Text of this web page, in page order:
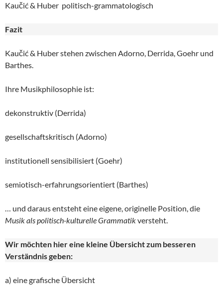
Kaučić & Huber politisch-grammatologisch
Fazit
Kaučić & Huber stehen zwischen Adorno, Derrida, Goehr und
Barthes.
Ihre Musikphilosophie ist:
dekonstruktiv (Derrida)
gesellschaftskritisch (Adorno)
institutionell sensibilisiert (Goehr)
semiotisch-erfahrungsorientiert (Barthes)
… und daraus entsteht eine eigene, originelle Position, die
Musik als politisch-kulturelleGrammatikversteht.
Wir möchten hier eine kleine Übersicht zum besseren
Verständnis geben:
a) eine grafische Übersicht